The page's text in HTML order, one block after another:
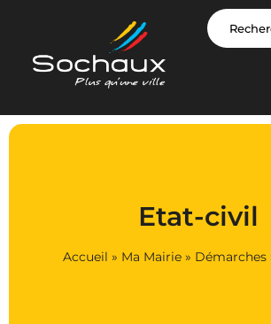
Etat-civil
Accueil » Ma Mairie» Démarches
Panneau de gestion des cookies